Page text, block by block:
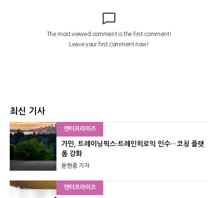
최신 기사
엔터프라이즈
가민, 트레이닝픽스·트레인히로익 인수…코칭 플랫
폼 강화
윤현종 기자
엔터프라이즈